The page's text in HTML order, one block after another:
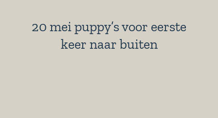
20 mei puppy’s voor eerste
keer naar buiten